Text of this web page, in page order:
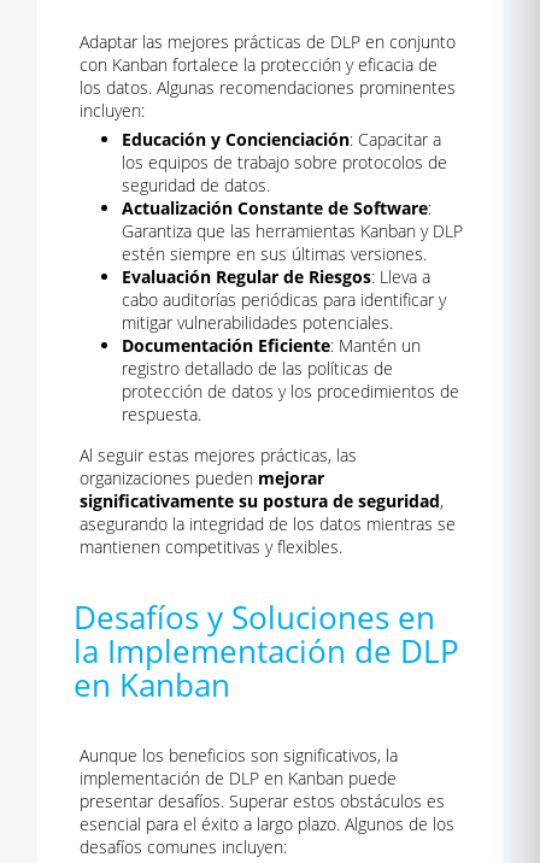
Adaptar las mejores prácticas de DLP en conjunto
con Kanban fortalece la protección y eficacia de
los datos. Algunas recomendaciones prominentes
incluyen:
Educación y Concienciación: Capacitar a
los equipos de trabajo sobre protocolos de
seguridad de datos.
Actualización Constante de Software:
Garantiza que las herramientas Kanban y DLP
estén siempre en sus últimas versiones.
Evaluación Regular de Riesgos: Lleva a
cabo auditorías periódicas para identificar y
mitigar vulnerabilidades potenciales.
Documentación Eficiente: Mantén un
registro detallado de las políticas de
protección de datos y los procedimientos de
respuesta.
Al seguir estas mejores prácticas, las
organizaciones pueden mejorar
significativamente su postura de seguridad,
asegurando la integridad de los datos mientras se
mantienen competitivas y flexibles.
Desafíos y Soluciones en
la Implementación de DLP
en Kanban
Aunque los beneficios son significativos, la
implementación de DLP en Kanban puede
presentar desafíos. Superar estos obstáculos es
esencial para el éxito a largo plazo. Algunos de los
desafíos comunes incluyen: